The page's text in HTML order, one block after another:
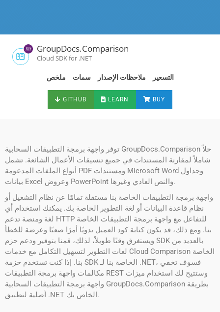
GroupDocs.Comparison
Cloud SDK for .NET
ملخص سمات ملاحظات الإصدار التسعير
GITHUB LEARN BUY
توفر واجهة برمجة التطبيقات السحابية GroupDocs.Comparison حلاً
شاملاً لمقارنة المستندات في جميع تنسيقات الأعمال الشائعة. تشمل
أنواع الملفات المدعومة PDF ومستندات Microsoft Word وجداول
بيانات Excel وعروض PowerPoint والنص العادي وغيرها.
واجهة برمجة التطبيقات الخاصة بنا مستقلة تمامًا عن نظام التشغيل أو
نظام قاعدة البيانات أو لغة التطوير الخاصة بك. يمكنك استخدام أي
لغة ومنصة تدعم HTTP للتفاعل مع واجهة برمجة التطبيقات الخاصة
بنا. ومع ذلك، قد يكون كتابة كود العميل يدويًا أمرًا صعبًا وعرضة للخطأ
ويستغرق وقتًا طويلاً، لذلك، قمنا بتوفير ودعم حزم SDK بالعديد من
لغات التطوير لتسهيل التكامل مع خدمات Cloud Comparison الخاصة
بنا. إذا كنت تستخدم حزمة SDK الخاصة بنا لـ .NET، فسوف تخفي
مكالمات واجهة برمجة التطبيقات REST وستتيح لك استخدام ميزات
واجهة برمجة التطبيقات السحابية GroupDocs.Comparison بطريقة
أصلية لتطبيق .NET الخاص بك.